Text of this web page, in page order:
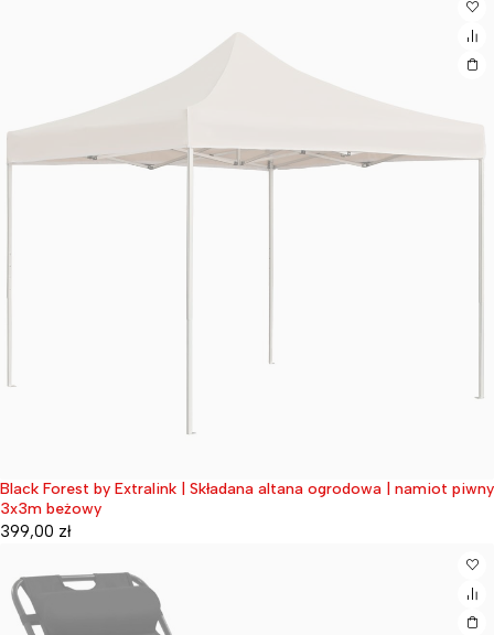
Wyprzedane
Black Forest by Extralink | Składana altana ogrodowa | namiot piwny
3x3m beżowy
399,00 zł